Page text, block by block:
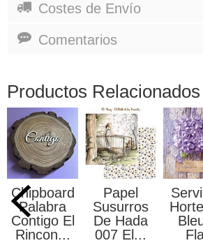
Costes de Envío
Comentarios
Productos Relacionados
El
Papel
Susurros
De Hada
007 El...
-10 %
Servilleta
Hortensia
Bleu Ti